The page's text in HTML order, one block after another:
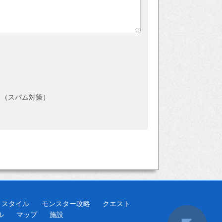
スパム対策）
タイル モンスター攻略
クエスト
マップ 施設